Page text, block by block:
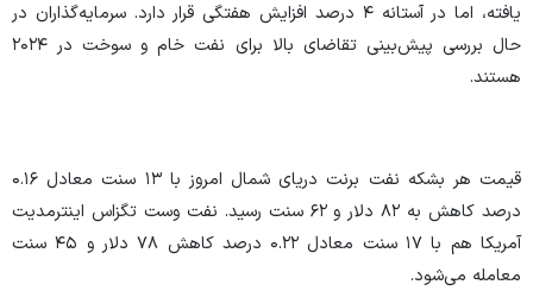
یافته، اما در آستانه ۴ درصد افزایش هفتگی قرار دارد. سرمایه‌گذاران در
حال بررسی پیش‌بینی تقاضای بالا برای نفت خام و سوخت در ۲۰۲۴
هستند.
قیمت هر بشکه نفت برنت دریای شمال امروز با ۱۳ سنت معادل ۰.۱۶
درصد کاهش به ۸۲ دلار و ۶۲ سنت رسید. نفت وست تگزاس اینترمدیت
آمریکا هم با ۱۷ سنت معادل ۰.۲۲ درصد کاهش ۷۸ دلار و ۴۵ سنت
معامله می‌شود.